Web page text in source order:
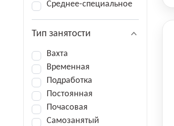
Среднее-специальное
Тип занятости
Вахта
Временная
Подработка
Постоянная
Почасовая
Самозанятый